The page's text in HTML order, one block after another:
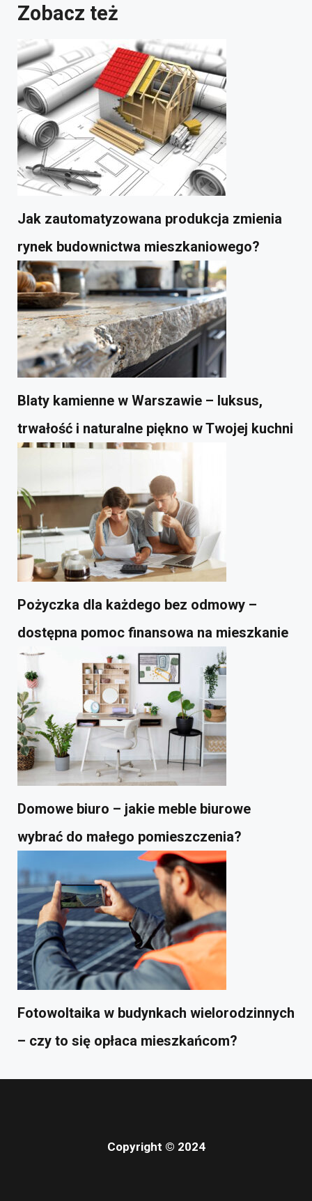
Zobacz też
Jak zautomatyzowana produkcja zmienia
rynek budownictwa mieszkaniowego?
Blaty kamienne w Warszawie – luksus,
trwałość i naturalne piękno w Twojej kuchni
Pożyczka dla każdego bez odmowy –
dostępna pomoc finansowa na mieszkanie
Domowe biuro – jakie meble biurowe
wybrać do małego pomieszczenia?
Fotowoltaika w budynkach wielorodzinnych
– czy to się opłaca mieszkańcom?
Copyright © 2024